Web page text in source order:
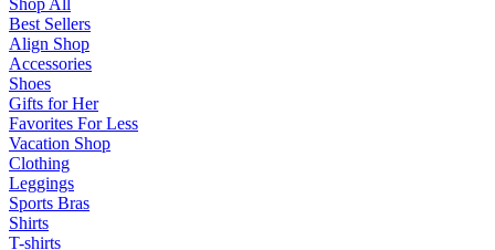
Shop All
Best Sellers
Align Shop
Accessories
Shoes
Gifts for Her
Favorites For Less
Vacation Shop
Clothing
Leggings
Sports Bras
Shirts
T-shirts